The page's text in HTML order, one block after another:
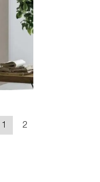
1 2